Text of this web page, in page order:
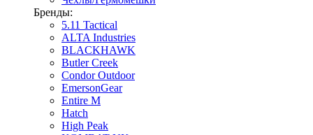
Бренды:
5.11 Tactical
ALTA Industries
BLACKHAWK
Butler Creek
Condor Outdoor
EmersonGear
Entire M
Hatch
High Peak